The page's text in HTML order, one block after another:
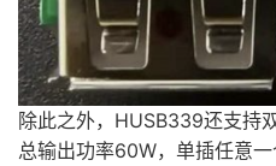
除此之外，HUSB339还支持
总输出功率60W，单插任意